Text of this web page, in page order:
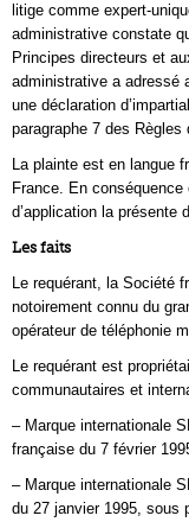
litige comme expert-
administrative constate
Principes directeurs et
administrative a adressé
une déclaration
paragraphe 7 des Règles
La plainte est en langue
France. En conséquence
d’application la présente
Les faits
Le requérant, la Société
notoirement connu du
opérateur de téléphonie
Le requérant est
communautaires et
– Marque internationale
française du 7 février
– Marque internationale
du 27 janvier 1995, sous